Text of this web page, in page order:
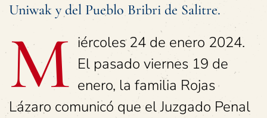
Uniwak y del Pueblo Bribri de Salitre.
M iércoles 24 de enero 2024.
El pasado viernes 19 de
enero, la familia Rojas
Lázaro comunicó que el Juzgado Penal